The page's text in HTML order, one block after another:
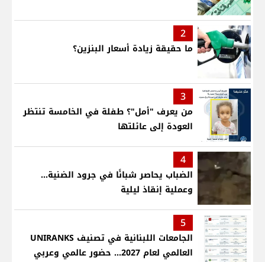
2
ما حقيقة زيادة أسعار البنزين؟
3
من يعرف "أمل"؟ طفلة في الخامسة تنتظر
العودة إلى عائلتها
4
الضباب يحاصر شبانًا في جرود الضنية...
وعملية إنقاذ ليلية
5
الجامعات اللبنانية في تصنيف UNIRANKS
العالمي لعام 2027... حضور عالمي وعربي